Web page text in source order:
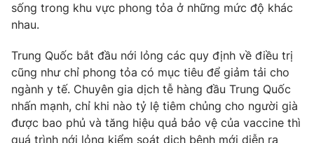
Liên hệ tòa soạn
THỜI BÁO VTV
sống trong khu vực phong tỏa ở những mức độ khác
nhau.
Trung Quốc bắt đầu nới lỏng các quy định về điều trị
cũng như chỉ phong tỏa có mục tiêu để giảm tải cho
ngành y tế. Chuyên gia dịch tễ hàng đầu Trung Quốc
nhấn mạnh, chỉ khi nào tỷ lệ tiêm chủng cho người già
được bao phủ và tăng hiệu quả bảo vệ của vaccine thì
quá trình nới lỏng kiểm soát dịch bệnh mới diễn ra